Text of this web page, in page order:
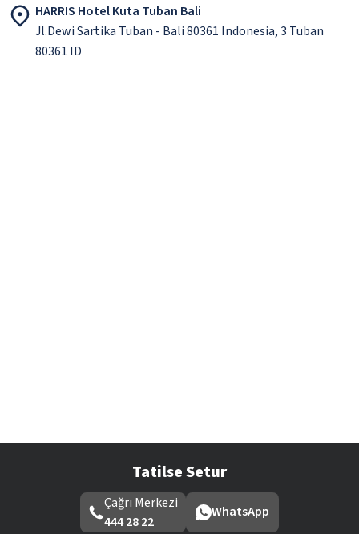
HARRIS Hotel Kuta Tuban Bali
Jl.Dewi Sartika Tuban - Bali 80361 Indonesia, 3 Tuban
80361 ID
Tatilse Setur
Çağrı Merkezi
444 28 22
WhatsApp